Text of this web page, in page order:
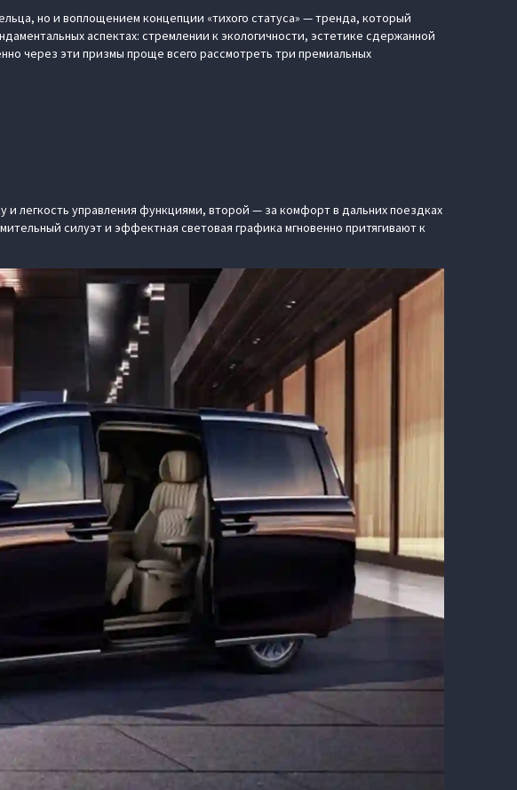
но и воплощением концепции «тихого статуса» — тренда, который
аспектах: стремлении к экологичности, эстетике сдержанной
через эти призмы проще всего рассмотреть три премиальных
легкость управления функциями, второй — за комфорт в дальних поездках
силуэт и эффектная световая графика мгновенно притягивают к